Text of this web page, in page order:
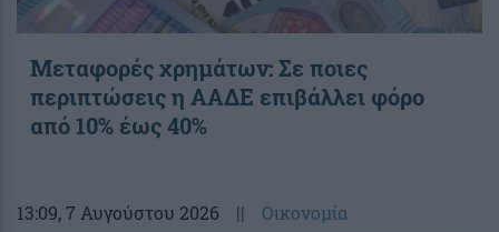
Μεταφορές χρημάτων: Σε ποιες
περιπτώσεις η ΑΑΔΕ επιβάλλει φόρο
από 10% έως 40%
13:09, 7 Αυγούστου 2026 || Οικονομία